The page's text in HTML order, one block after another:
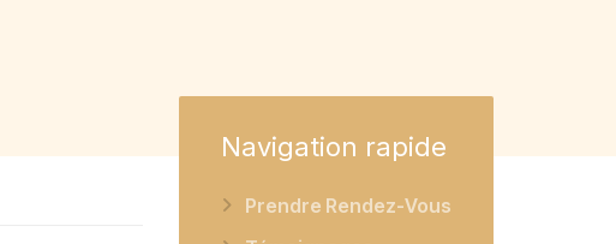
Navigation rapide
Prendre Rendez-Vous